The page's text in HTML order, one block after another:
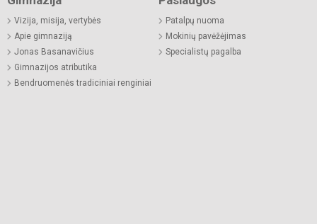
Vizija, misija, vertybės
Apie gimnaziją
Jonas Basanavičius
Gimnazijos atributika
Bendruomenės tradiciniai renginiai
Patalpų nuoma
Mokinių pavėžėjimas
Specialistų pagalba